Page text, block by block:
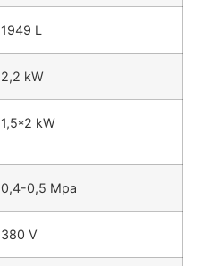
1949 L
2,2 kW
1,5*2 kW
0,4-0,5 Mpa
380 V